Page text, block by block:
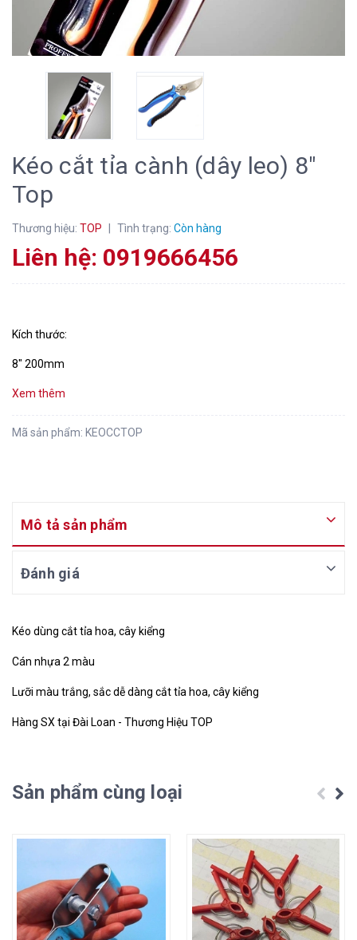
Kéo cắt tỉa cành (dây leo) 8"
Top
Thương hiệu: TOP Tình trạng: Còn hàng
Liên hệ: 0919666456
Kích thước:
8" 200mm
Xem thêm
Mã sản phẩm: KEOCCTOP
Mô tả sản phẩm
Đánh giá
Kéo dùng cắt tỉa hoa, cây kiểng
Cán nhựa 2 màu
Lưỡi màu trắng, sắc dễ dàng cắt tỉa hoa, cây kiểng
Hàng SX tại Đài Loan - Thương Hiệu TOP
Sản phẩm cùng loại